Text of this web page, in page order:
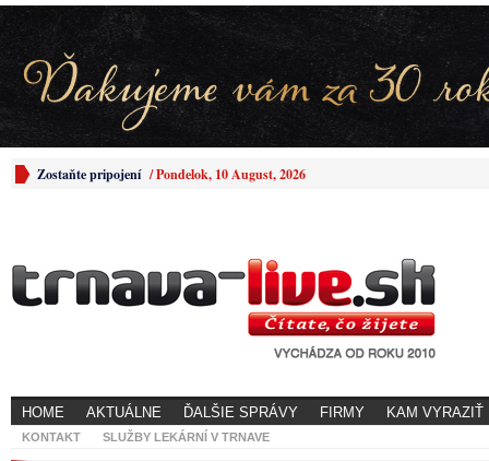
Zostaňte pripojení /Pondelok, 10 August, 2026
HOME AKTUÁLNE ĎALŠIE SPRÁVY FIRMY KAM VYRAZIŤ
KONTAKT SLUŽBY LEKÁRNÍ V TRNAVE